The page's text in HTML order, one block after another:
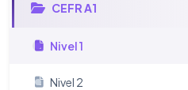
CEFR A1
Nivel 1
Nivel 2